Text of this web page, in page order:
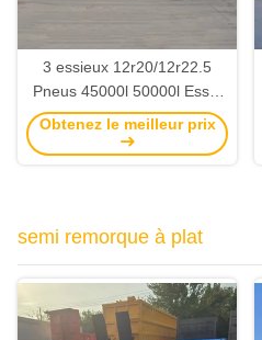
3 essieux 12r20/12r22.5
Pneus 45000l 50000l Essai
d'origine en acier inoxydable
réservoir de pétrole camion
Obtenez le meilleur prix
semi remorque à plat